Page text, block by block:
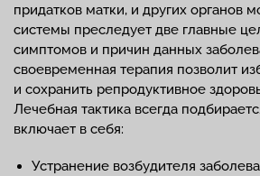
придатков матки, и других органов
системы преследует две главные
симптомов и причин данных
своевременная терапия позволит
и сохранить репродуктивное
Лечебная тактика всегда
включает в себя:
Устранение возбудителя